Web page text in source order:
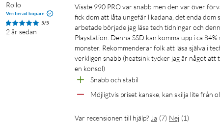
3D-redigering, dataanalys med mera.
Banbrytande energieffektivitet
Mer energieffektiv prestanda. Högre prestanda förbrukar
50% förbättrad prestanda per watt jämfört med 980 PRO.
optimal energieffektivitet.
Smart värmereglering
Minska värmen. Den tunna kylflänsen avleder värme och
Rollo
Verifierad köpare
5/5
2 år sedan
Visste 990 PRO var snabb men den var över förväntningarna. Hade sett youtube videor som rekommenderade 5-6 st och
fick dom att låta ungefär likadana, det enda dom
arbetade började jag läsa tech tidningar och
Playstation. Denna SSD kan komma upp i ca
monster. Rekommenderar folk att läsa själva i
verkligen snabb (heatsink tycker jag är något att
en konsol)
Snabb och stabil
Möjligtvis priset kanske, kan skilja lite från
Var recensionen till hjälp? Ja (7) Nej (1)